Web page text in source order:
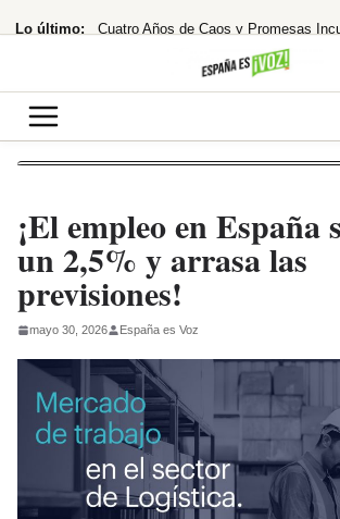
al Lo último:
¡El empleo en España
un 2,5% y arrasa las
previsiones!
mayo 30, 2026 España es Voz